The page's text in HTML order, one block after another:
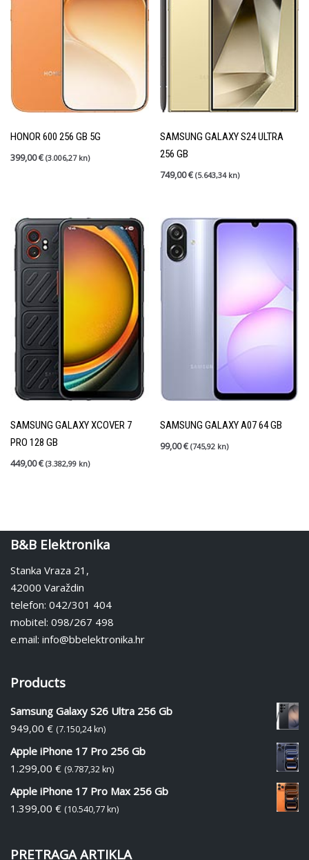
HONOR 600 256 GB 5G
399,00€ (3.006,27 kn)
SAMSUNG GALAXY S24 ULTRA
256 GB
749,00€ (5.643,34 kn)
SAMSUNG GALAXY XCOVER 7
PRO 128 GB
449,00€ (3.382,99 kn)
SAMSUNG GALAXY A07 64 GB
99,00€ (745,92 kn)
B&B Elektronika
Stanka Vraza 21,
42000 Varaždin
telefon: 042/301 404
mobitel: 098/267 498
e.mail: info@bbelektronika.hr
Products
Samsung Galaxy S26 Ultra 256 Gb
949,00 € (7.150,24 kn)
Apple iPhone 17 Pro 256 Gb
1.299,00 € (9.787,32 kn)
Apple iPhone 17 Pro Max 256 Gb
1.399,00 € (10.540,77 kn)
PRETRAGA ARTIKLA